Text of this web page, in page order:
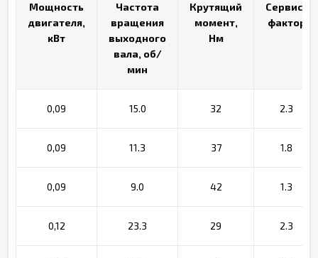
Мощность
двигателя,
кВт
Частота
вращения
выходного
вала, об/
мин
Крутящий
момент,
Нм
Сервис-
фактор
0,09 15.0 32 2.3
0,09 11.3 37 1.8
0,09 9.0 42 1.3
0,12 23.3 29 2.3
Мощность
двигателя,
кВт
Частота
вращения
выходного
вала, об/
мин
Крутящий
момент,
Нм
Сервис-
фактор